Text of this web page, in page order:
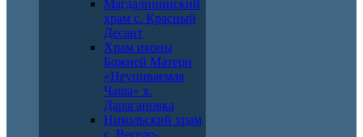
Магдалининский
храм с. Красный
Десант
Храм иконы
Божией Матери
«Неупиваемая
Чаша» х.
Дарагановка
Никольский храм
с. Весело-